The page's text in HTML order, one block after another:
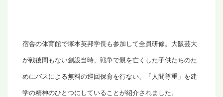
宿舎の体育館で塚本英邦学長も参加して全員研修。大阪芸大
が戦後間もない創設当時、戦争で親を亡くした子供たちのた
めにバスによる無料の巡回保育を行ない、「人間尊重」を建
学の精神のひとつにしていることが紹介されました。